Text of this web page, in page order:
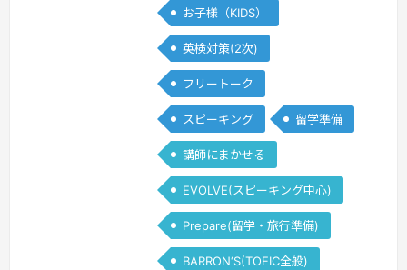
お子様（KIDS）
英検対策(2次)
フリートーク
スピーキング 留学準備
講師にまかせる
EVOLVE(スピーキング中心)
Prepare(留学・旅行準備)
BARRON‘S(TOEIC全般)